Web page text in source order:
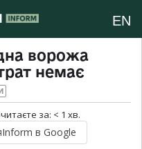
EN
ворожа
немає
за: < 1 хв.
в Google